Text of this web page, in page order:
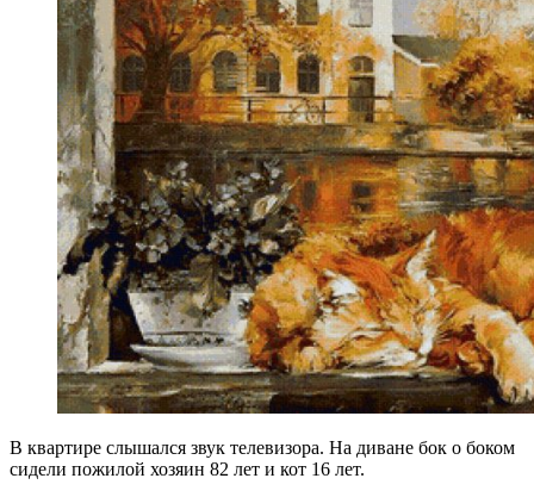
В квартире слышался звук телевизора. На диване бок о боком
сидели пожилой хозяин 82 лет и кот 16 лет.